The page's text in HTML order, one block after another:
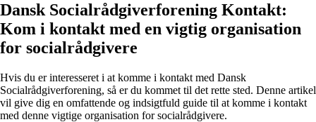
Dansk Socialrådgiverforening Kontakt:
Kom i kontakt med en vigtig organisation
for socialrådgivere
Hvis du er interesseret i at komme i kontakt med Dansk
Socialrådgiverforening, så er du kommet til det rette sted. Denne artikel
vil give dig en omfattende og indsigtfuld guide til at komme i kontakt
med denne vigtige organisation for socialrådgivere.